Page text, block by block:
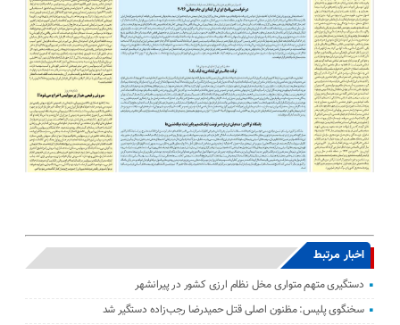
اخبار مرتبط
دستگیری متهم متواری مخل نظام ارزی کشور در پیرانشهر
سخنگوی پلیس: مظنون اصلی قتل حمیدرضا رجب‌زاده دستگیر شد